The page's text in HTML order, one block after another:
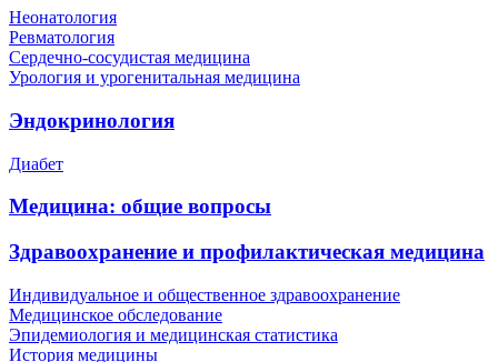
Неонатология
Ревматология
Сердечно-сосудистая медицина
Урология и урогенитальная медицина
Эндокринология
Диабет
Медицина: общие вопросы
Здравоохранение и профилактическая медицина
Индивидуальное и общественное здравоохранение
Медицинское обследование
Эпидемиология и медицинская статистика
История медицины